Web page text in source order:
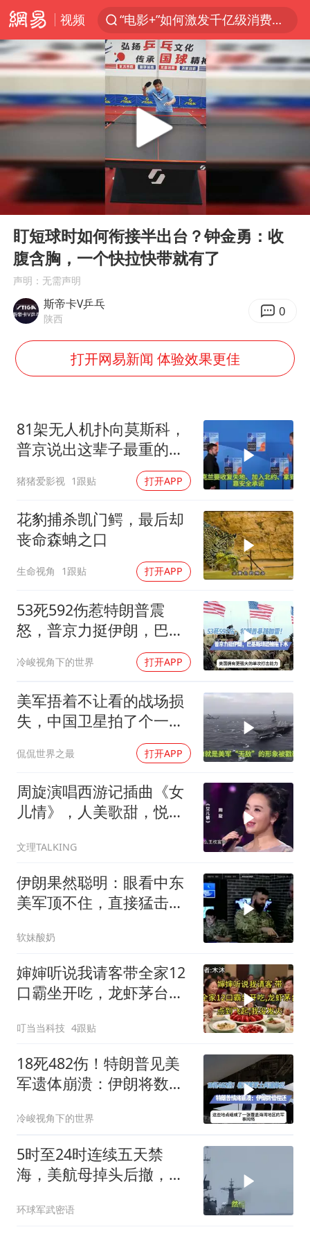
视频
“电影+”如何激发千亿级消费新活力？
台风白海豚中心风力增强
向鹏0-3不敌张本智和
百花奖开幕式
四川宜宾高县4.9级地震致1死
广东雷州通报特教老师招聘违规事件
山东一元代青花杯离奇失踪
“新疆阿勒泰八月能滑雪”不实
刘国正说向鹏打得很窝囊
国防部：中国军队坚决反制任何闹海挑衅图谋
陈幸同晋级WTT横滨冠军赛8强
宇树科技中一签需缴款7.54万元
女儿为争财产堵门阻挠父亲出殡
今日立秋你咬秋了吗
夯实基础开新局
Play
00:00
盯短球时如何衔接半出台？钟金勇：收
腹含胸，一个快拉快带就有了
声明：无需声明
斯帝卡V乒乓
陕西 0
打开网易新闻 体验效果更佳
81架无人机扑向莫斯科，
普京说出这辈子最重的一
猪猪爱影视 1跟贴 打开APP
花豹捕杀凯门鳄，最后却
丧命森蚺之口
生命视角 1跟贴 打开APP
53死592伤惹特朗普震
怒，普京力挺伊朗，巴恐
冷峻视角下的世界 打开APP
美军捂着不让看的战场损
失，中国卫星拍了个一清
侃侃世界之最 打开APP
周旋演唱西游记插曲《女
儿情》，人美歌甜，悦耳
文理TALKING
伊朗果然聪明：眼看中东
美军顶不住，直接猛击要
软妹酸奶
婶婶听说我请客带全家12
口霸坐开吃，龙虾茅台点
叮当当科技 4跟贴
18死482伤！特朗普见美
军遗体崩溃：伊朗将数倍
冷峻视角下的世界
5时至24时连续五天禁
海，美航母掉头后撤，黄
环球军武密语